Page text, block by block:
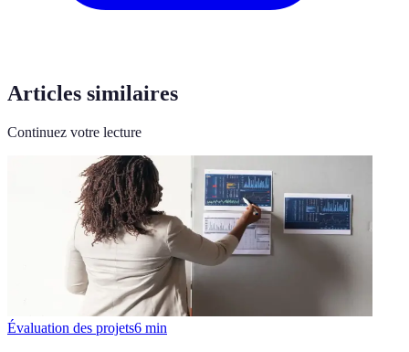
Articles similaires
Continuez votre lecture
Évaluation des projets6 min